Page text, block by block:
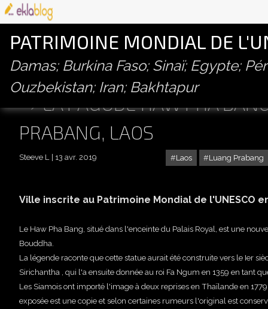
PATRIMOINE MONDIAL DE
Damas; Burkina Faso; Sinaï; Egypte;
Ouzbekistan; Iran; Bakhtapur
LA PAGODE HAW PHA
PRABANG, LAOS
Laos Luang Prabang
Steeve L 13 avr. 2019
Ville inscrite au Patrimoine Mondial de l'UNESCO
Le Haw Pha Bang, situé dans l'enceinte du Palais Royal, est une
Bouddha.
La légende raconte que cette statue aurait été construite vers le Ier
Sirichantha , qui l'a ensuite donnée au roi Fa Ngum en 1359 en tant
Les Siamois ont importé l'image à deux reprises en Thaïlande en
exposée est une copie et selon certaines rumeurs l'original est